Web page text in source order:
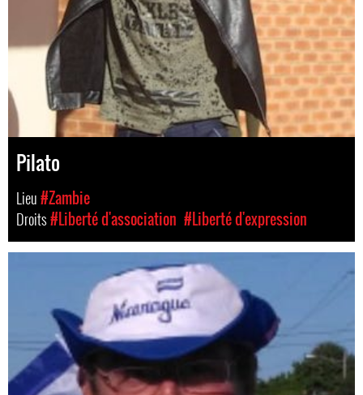
Pilato
Lieu#Zambie
Droits#Liberté d'association #Liberté d'expression